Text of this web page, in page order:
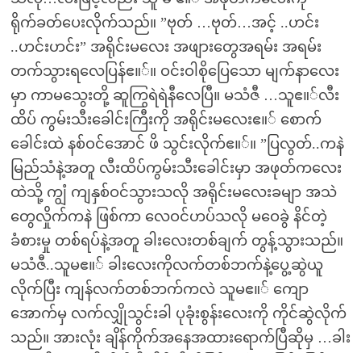
ရိုက်ခတ်ပေးလိုက်သည်။ ”ဗုတ် …ဗုတ်…အင့် ..ဟင်း
..ဟင်းဟင်း” အရိုင်းမလေး အဖျားတွေအရမ်း အရမ်း
တက်သွားရလေပြန်ဧ။်။ ဝင်းဝါစိုပြေသော မျက်နာလေး
မှာ ကာမသွေးတို့ ဆူကြွရဲရဲနီလေပြီ။ မသံဇီ …သူဧ။်လီး
ထိပ် ကွမ်းသီးခေါင်းကြီးကို အရိုင်းမလေးဧ။် စောက်
ခေါင်းထဲ နစ်ဝင်အောင် ဖိ သွင်းလိုက်ဧ။်။ ”ပြလွတ်..ကနဲ
မြည်သံနဲ့အတူ လီးထိပ်ကွမ်းသီးခေါင်းမှာ အဖုတ်ကလေး
ထဲသို့ ကျွံ ကျနှစ်ဝင်သွားသလို အရိုင်းမလေးခမျာ အသဲ
တွေလှိုက်ကနဲ ဖြစ်ကာ လေဝင်ဟပ်သလို မဝေခွဲ နိင်တဲ့
ခံစားမှု တစ်ရပ်နဲ့အတူ ခါးလေးတစ်ချက် တွန့်သွားသည်။
မသံဇီ..သူမဧ။် ခါးလေးကိုလက်တစ်ဘက်နဲ့ပွေ့ဆွဲယူ
လိုက်ပြီး ကျန်လက်တစ်ဘက်ကလဲ သူမဧ။် ကျော
အောက်မှ လက်လျှိုသွင်းခါ ပုခုံးစွန်းလေးကို ကိုင်ဆွဲလိုက်
သည်။ အားလုံး ချိန်ကိုက်အနေအထားရောက်ပြီဆိုမှ …ခါး